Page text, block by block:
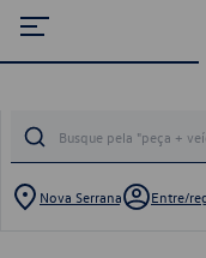
Nova Serrana Entre/